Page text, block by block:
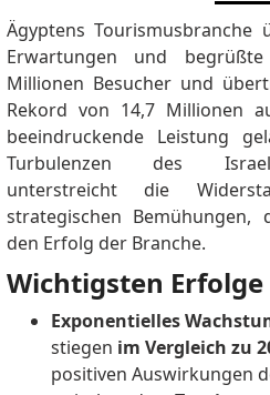
Ägyptens
Erwartungen und
Millionen Besucher und
Rekord von 14,7 Millionen
beeindruckende Leistung
Turbulenzen des
unterstreicht die
strategischen
den Erfolg der Branche.
Wichtigsten Erfolge
Exponentielles
stiegen im Vergleich zu
positiven Auswirkungen